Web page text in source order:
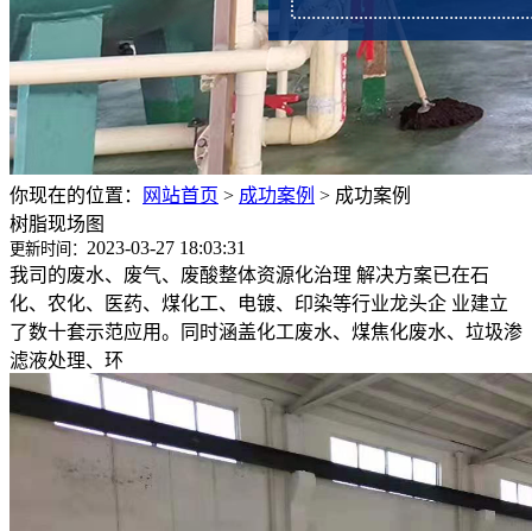
你现在的位置： 网站首页 > 成功案例 > 成功案例
树脂现场图
更新时间： 2023-03-27 18:03:31
我司的废水、废气、废酸整体资源化治理 解决方案已在石
化、农化、医药、煤化工、电镀、印染等行业龙头企 业建立
了数十套示范应用。同时涵盖化工废水、煤焦化废水、垃圾渗
滤液处理、环